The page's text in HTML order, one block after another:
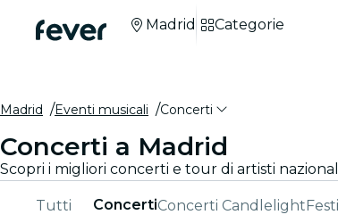
Madrid Categorie
Madrid Eventi musicali Concerti
Concerti a Madrid
Scopri i migliori concerti e tour di artisti
Tutti ConcertiConcerti Candlelight